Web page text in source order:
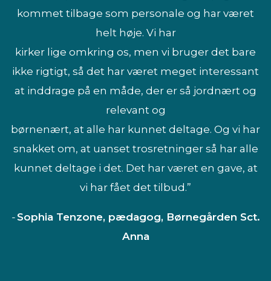
kommet tilbage som personale og har været
helt høje. Vi har
kirker lige omkring os, men vi bruger det bare
ikke rigtigt, så det har været meget interessant
at inddrage på en måde, der er så jordnært og
relevant og
børnenært, at alle har kunnet deltage. Og vi har
snakket om, at uanset trosretninger så har alle
kunnet deltage i det. Det har været en gave, at
vi har fået det tilbud.”
- Sophia Tenzone, pædagog, Børnegården Sct.
Anna